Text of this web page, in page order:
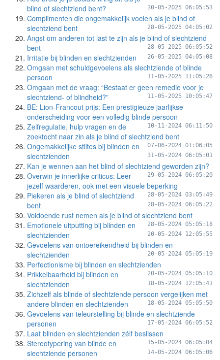
blind of slechtziend bent?
30-05-2025 06:05:53
Complimenten die ongemakkelijk voelen als je blind of
slechtziend bent
28-05-2025 04:05:02
Angst om anderen tot last te zijn als je blind of slechtziend
bent
28-05-2025 06:05:52
Irritatie bij blinden en slechtzienden 26-05-2025 04:05:08
Omgaan met schuldgevoelens als slechtziende of blinde
persoon
11-05-2025 11:05:26
Omgaan met de vraag: “Bestaat er geen remedie voor je
slechtziend- of blindheid?”
11-05-2025 10:05:47
BE: Lion-Francout prijs: Een prestigieuze jaarlijkse
onderscheiding voor een volledig blinde persoon
10-11-2024 06:11:50
Zelfregulatie, hulp vragen en de
zoektocht naar zin als je blind of slechtziend bent
07-06-2024 01:06:05
Ongemakkelijke stiltes bij blinden en
slechtzienden
31-05-2024 06:05:01
Kan je wennen aan het blind of slechtziend geworden zijn?
29-05-2024 06:05:20
Overwin je innerlijke criticus: Leer
jezelf waarderen, ook met een visuele beperking
28-05-2024 03:05:49
Piekeren als je blind of slechtziend
bent
28-05-2024 06:05:22
Voldoende rust nemen als je blind of slechtziend bent
28-05-2024 05:05:18
Emotionele uitputting bij blinden en
slechtzienden
20-05-2024 12:05:55
Gevoelens van ontoereikendheid bij blinden en
slechtzienden
20-05-2024 05:05:19
Perfectionisme bij blinden en slechtzienden
20-05-2024 05:05:10
Prikkelbaarheid bij blinden en
slechtzienden
18-05-2024 12:05:41
Zichzelf als blinde of slechtziende persoon vergelijken met
andere blinden en slechtzienden
18-05-2024 05:05:50
Gevoelens van teleurstelling bij blinde en slechtziende
personen
17-05-2024 06:05:52
Laat blinden en slechtzienden zélf beslissen
15-05-2024 06:05:04
Stereotypering van blinde en
slechtziende personen
14-05-2024 06:05:06